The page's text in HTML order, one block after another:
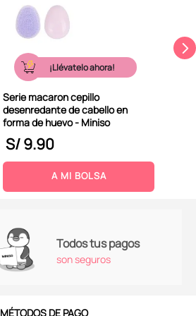
¡Llévatelo ahora!
Serie macaron cepillo
desenredante de cabello en
forma de huevo - Miniso
S/9.90
A MI BOLSA
Todos tus pagos
son seguros
MÉTODOS DE PAGO